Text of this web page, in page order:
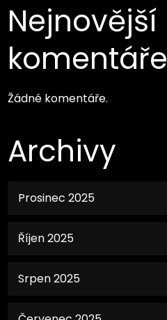
Nejnovější
komentáře
Žádné komentáře.
Archivy
Prosinec 2025
Říjen 2025
Srpen 2025